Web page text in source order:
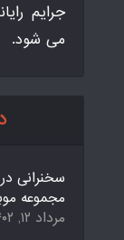
جرایم
می شود.
سخنرانی
مجموعه
مرداد ۱۲, ۱۴۰۲